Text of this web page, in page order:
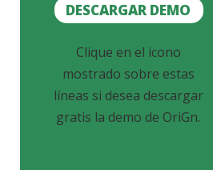
DESCARGAR DEMO
Clique en el icono
mostrado sobre estas
líneas si desea descargar
gratis la demo de OriGn.